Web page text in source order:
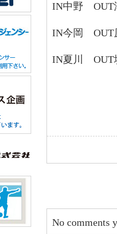
IN中野 OUT
IN今岡 OUT
IN夏川 OUT
No comments